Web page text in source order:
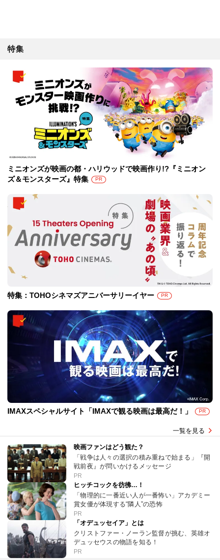
特集
ミニオンズが映画の都・ハリウッドで映画作り!?『ミニオン
ズ＆モンスターズ』特集
PR
特集：TOHOシネマズアニバーサリーイヤー PR
IMAXスペシャルサイト「IMAXで観る映画は最高だ！」 PR
一覧を見る
映画ファンはどう観た？
「戦争は人々の選択の積み重ねで始まる」『開
戦前夜』が問いかけるメッセージ
PR
ヒッチコックを彷彿…！
「物理的に一番近い人が一番怖い」アカデミー
賞女優が体現する“隣人”の恐怖
PR
「オデュッセイア」とは
クリストファー・ノーラン監督が挑む、英雄オ
デュッセウスの物語を知る！
PR